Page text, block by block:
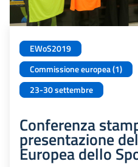
EWoS2019
Commissione europea (1)
23-30 settembre
Conferenza
presentazione
Europea dello